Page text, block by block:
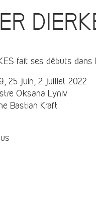
fait ses débuts
25 juin, 2 juillet 2022
Oksana Lyniv
Bastian Kraft